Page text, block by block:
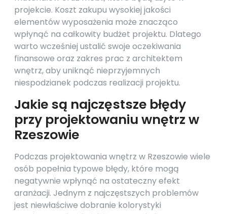
projekcie. Koszt zakupu wysokiej jakości
elementów wyposażenia może znacząco
wpłynąć na całkowity budżet projektu. Dlatego
warto wcześniej ustalić swoje oczekiwania
finansowe oraz zakres prac z architektem
wnętrz, aby uniknąć nieprzyjemnych
niespodzianek podczas realizacji projektu.
Jakie są najczęstsze błędy
przy projektowaniu wnętrz w
Rzeszowie
Podczas projektowania wnętrz w Rzeszowie wiele
osób popełnia typowe błędy, które mogą
negatywnie wpłynąć na ostateczny efekt
aranżacji. Jednym z najczęstszych problemów
jest niewłaściwe dobranie kolorystyki